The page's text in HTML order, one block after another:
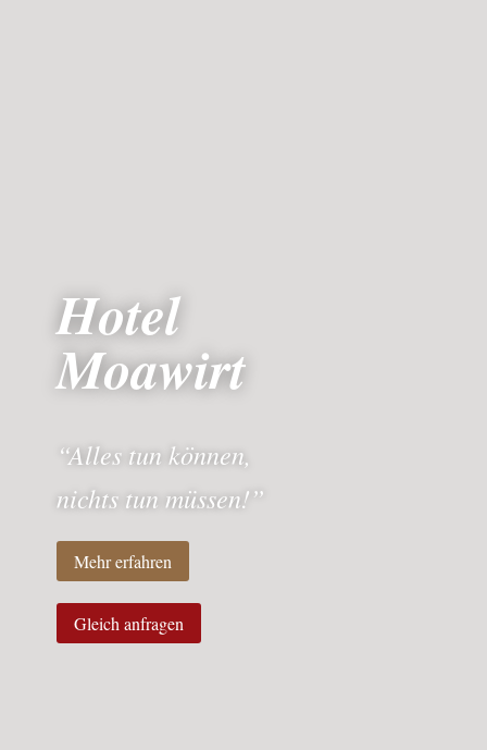
Hotel
Moawirt
“Alles tun können,
nichts tun müssen!”
Mehr erfahren
Gleich anfragen